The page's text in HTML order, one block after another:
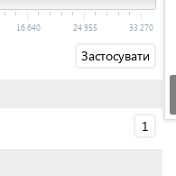
16 640 24 955 33 270
Застосувати
1